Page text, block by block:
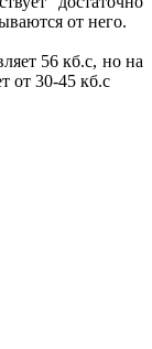
от него.
56 кб.с, но на
от 30-45 кб.с